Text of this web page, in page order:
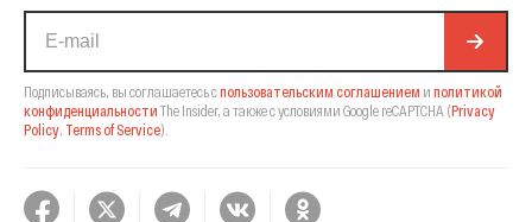
Подписываясь, вы соглашаетесь спользовательским соглашением и политикой
конфиденциальности The Insider, а также с условиями Google reCAPTCHA (Privacy
Policy Terms of Service).